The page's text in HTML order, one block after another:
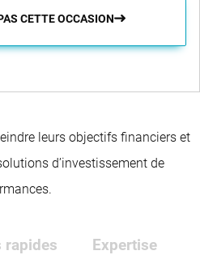
CETTE OCCASION
leurs objectifs financiers et
d’investissement de
rapides Expertise